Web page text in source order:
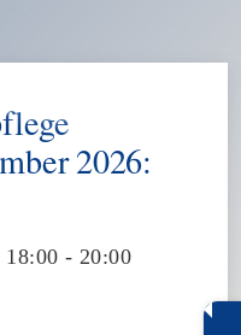
2026:
18:00 - 20:00